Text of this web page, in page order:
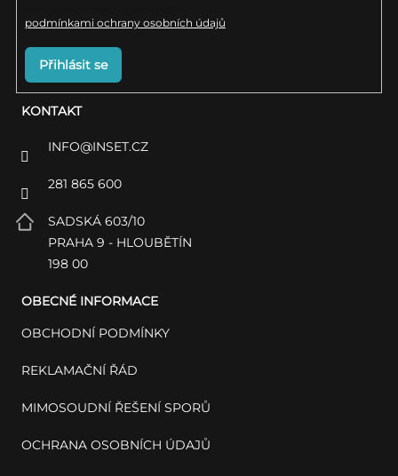
KONTAKT
INFO@INSET.CZ
281 865 600
SADSKÁ 603/10
PRAHA 9 - HLOUBĚTÍN
198 00
OBECNÉ INFORMACE
OBCHODNÍ PODMÍNKY
REKLAMAČNÍ ŘÁD
MIMOSOUDNÍ ŘEŠENÍ SPORŮ
OCHRANA OSOBNÍCH ÚDAJŮ
podmínkami ochrany osobních údajů
Přihlásit se